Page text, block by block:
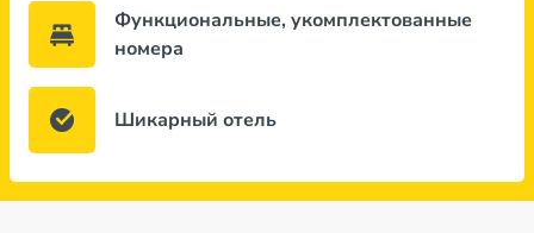
Функциональные, укомплектованные
номера
Шикарный отель